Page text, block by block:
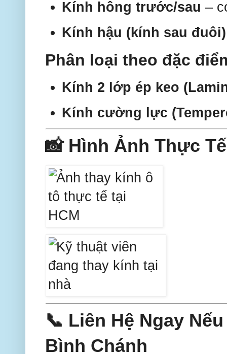
Kính hông trước/sau –
Kính hậu (kính sau đuôi)
Phân loại theo đặc
Kính 2 lớp ép keo
Kính cường lực
📸 Hình Ảnh Thực
📞 Liên Hệ Ngay
Bình Chánh